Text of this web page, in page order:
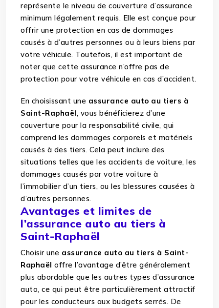
représente le niveau de couverture d’assurance
minimum légalement requis. Elle est conçue pour
offrir une protection en cas de dommages
causés à d’autres personnes ou à leurs biens par
votre véhicule. Toutefois, il est important de
noter que cette assurance n’offre pas de
protection pour votre véhicule en cas d’accident.
En choisissant une assurance auto au tiers à
Saint-Raphaël, vous bénéficierez d’une
couverture pour la responsabilité civile, qui
comprend les dommages corporels et matériels
causés à des tiers. Cela peut inclure des
situations telles que les accidents de voiture, les
dommages causés par votre voiture à
l’immobilier d’un tiers, ou les blessures causées à
d’autres personnes.
Avantages et limites de
l’assurance auto au tiers à
Saint-Raphaël
Choisir une assurance auto au tiers à Saint-
Raphaël offre l’avantage d’être généralement
plus abordable que les autres types d’assurance
auto, ce qui peut être particulièrement attractif
pour les conducteurs aux budgets serrés. De